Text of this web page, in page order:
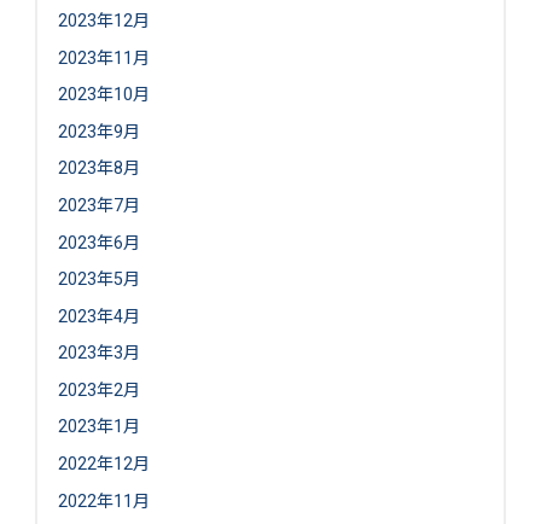
2023年12月
2023年11月
2023年10月
2023年9月
2023年8月
2023年7月
2023年6月
2023年5月
2023年4月
2023年3月
2023年2月
2023年1月
2022年12月
2022年11月